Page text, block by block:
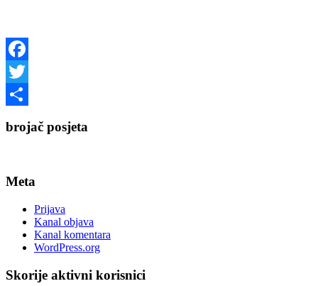
Facebook
Twitter
brojač posjeta
Meta
Prijava
Kanal objava
Kanal komentara
WordPress.org
Skorije aktivni korisnici